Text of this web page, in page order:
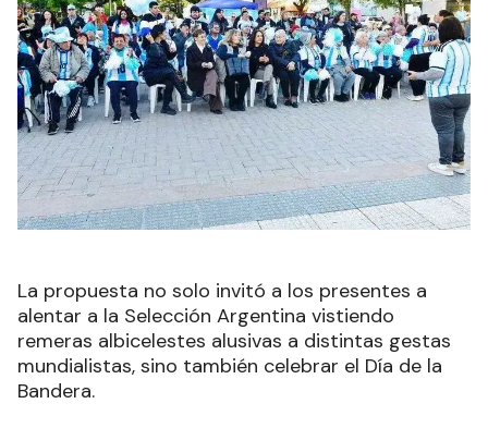
La propuesta no solo invitó a los presentes a
alentar a la Selección Argentina vistiendo
remeras albicelestes alusivas a distintas gestas
mundialistas, sino también celebrar el Día de la
Bandera.